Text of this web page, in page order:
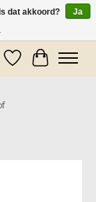
pakketjes verzonden
Verlanglijst
dat akkoord?
Ja